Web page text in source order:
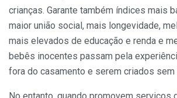
crianças. Garante também índices mais
maior união social, mais longevidade,
mais elevados de educação e renda e
bebês inocentes passam pela
fora do casamento e serem criados sem
No entanto, quando promovem serviços